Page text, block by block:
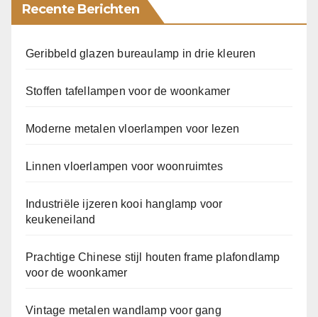
Recente Berichten
Geribbeld glazen bureaulamp in drie kleuren
Stoffen tafellampen voor de woonkamer
Moderne metalen vloerlampen voor lezen
Linnen vloerlampen voor woonruimtes
Industriële ijzeren kooi hanglamp voor
keukeneiland
Prachtige Chinese stijl houten frame plafondlamp
voor de woonkamer
Vintage metalen wandlamp voor gang